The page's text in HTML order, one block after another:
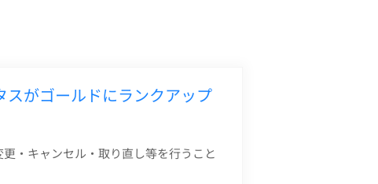
がゴールドにランクアップ
・キャンセル・取り直し等を行うこと